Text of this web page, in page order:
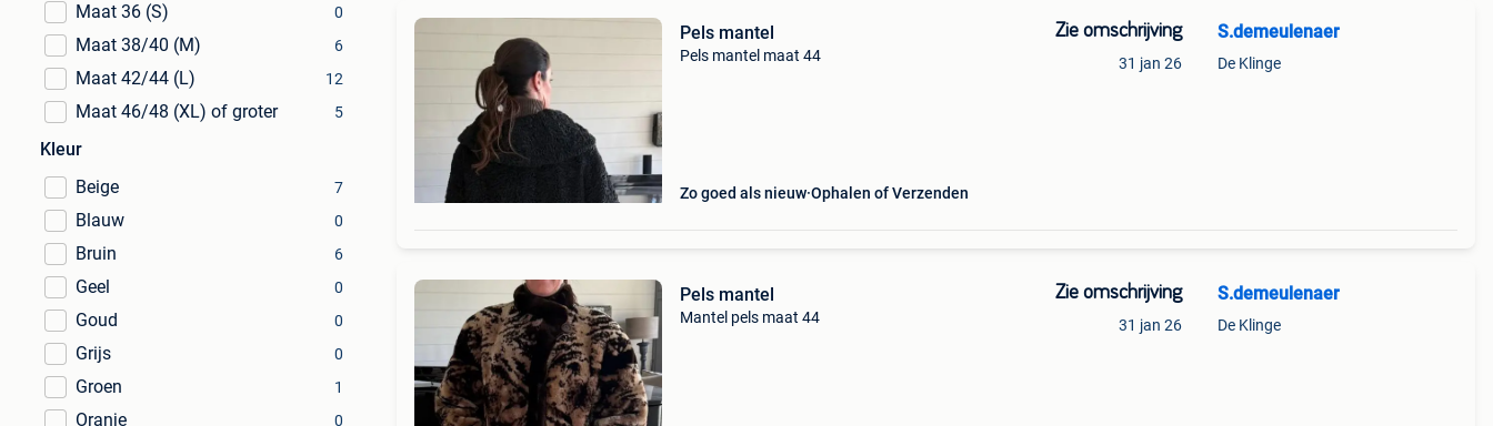
Maat 36 (S) 0
Maat 38/40 (M) 6
Maat 42/44 (L) 12
Maat 46/48 (XL) of groter 5
Kleur
Beige
7
Blauw 0
Bruin 6
Geel 0
Goud 0
Grijs 0
Groen 1
Oranje 0
Pels mantel
Pels mantel maat 44
Zo goed als nieuw Ophalen of Verzenden
Zie omschrijving
31 jan 26
S.demeulenaer
De Klinge
Pels mantel
Mantel pels maat 44
Zie omschrijving
31 jan 26
S.demeulenaer
De Klinge